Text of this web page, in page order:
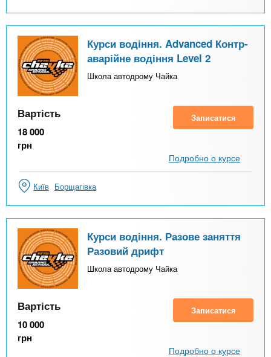
Курси водіння. Advanced Контр-
аварійне водіння Level 2
Школа автодрому Чайка
Вартість
18 000
грн
Записатися
Подробно о курсе
Київ Борщагівка
Курси водіння. Разове заняття
Разовий дрифт
Школа автодрому Чайка
Вартість
10 000
грн
Записатися
Подробно о курсе